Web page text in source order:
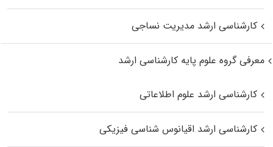
کارشناسی ارشد مدیریت نساجی
معرفی گروه علوم پایه کارشناسی ارشد
کارشناسی ارشد علوم اطلاعاتی
کارشناسی ارشد اقیانوس‌ شناسی فیزیکی